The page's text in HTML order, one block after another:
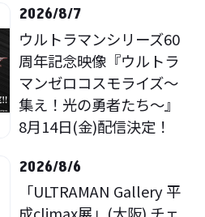
2026/8/7
ウルトラマンシリーズ60
周年記念映像『ウルトラ
マンゼロコスモライズ～
集え！光の勇者たち～』
8月14日(金)配信決定！
2026/8/6
「ULTRAMAN Gallery 平